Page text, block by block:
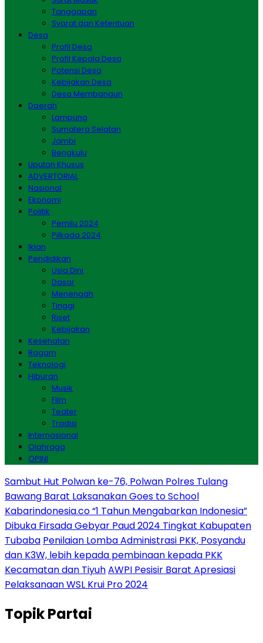
Tanggapan
Syarat dan Ketentuan
Desa
Profil Desa
Profil Kepala Desa
Potensi Desa
Kebijakan Desa
Desa Membangun
Daerah
Lampung
Sumatera Selatan
Jambi
Bengkulu
Liputan Khusus
ADVERTORIAL
Nasional
Ekonomi
Politik
Pemilu 2024
Pilkada 2024
Iklan
Pendidikan
Usia Dini
Dasar
Menengah
Tinggi
Riset
Kebijakan
Kesehatan
Ragam
Teknologi
Hiburan
Musik
Film
Teater
Tradisi
Internasional
Olahraga
OPINI
Sambut Hut Polwan ke-76, Polwan Polres Tulang
Bawang Barat Laksanakan Goes to School
Kabarindonesia.co “1 Tahun Mengabarkan Indonesia”
Dibuka Firsada Gebyar Paud 2024 Tingkat Kabupaten
Tubaba Penilaian Lomba Administrasi PKK, Posyandu
dan K3W, lebih kepada pembinaan kepada PKK
Kecamatan dan TiyuhAWPI Pesisir Barat Apresiasi
Pelaksanaan WSL Krui Pro 2024
TopikPartai